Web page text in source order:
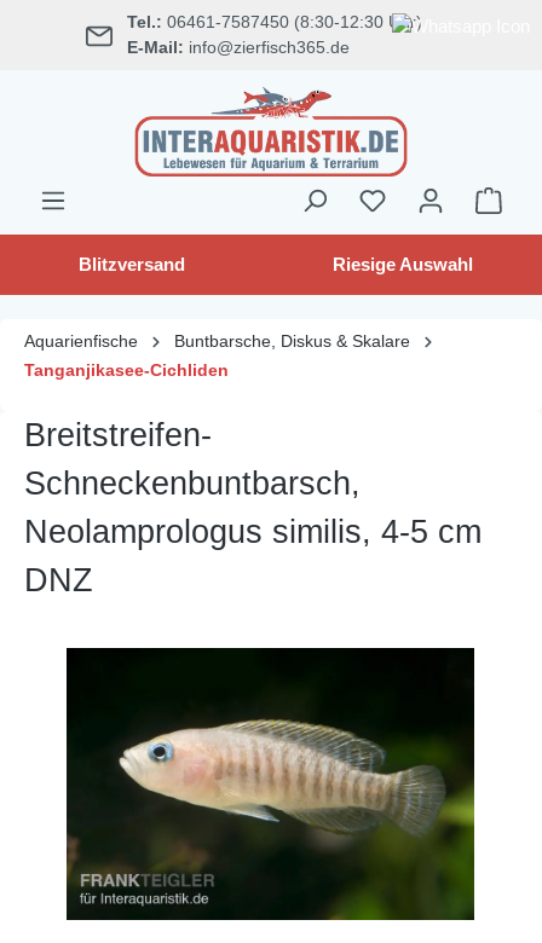
springen Tel.: 06461-7587450 (8:30-12:30 Uhr)
E-Mail: info@zierfisch365.de
Blitzversand Riesige Auswahl
Aquarienfische
Buntbarsche, Diskus & Skalare
Tanganjikasee-Cichliden
Breitstreifen-
Schneckenbuntbarsch,
Neolamprologus similis, 4-5 cm
DNZ